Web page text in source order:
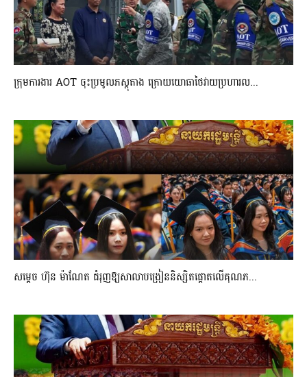
ក្រុមការងារ AOT ចុះប្រមូលភស្តុតាង ក្រោយយោធាថៃវាយប្រហារល...
សម្តេច ហ៊ុន ម៉ាណែត ជំរុញឱ្យសាលាបង្រៀននិស្សិតផ្តោតលើគុណភ...